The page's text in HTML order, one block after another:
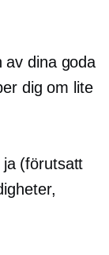
av dina goda
dig om lite
(förutsatt